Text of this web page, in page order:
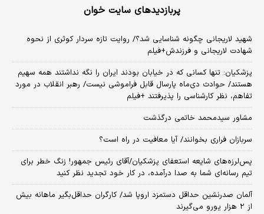
پربازدیدهای سایت خوان
شهید لاریجانی چگونه شناسایی شد؟/ روایت تازه سردار کوثری از نحوه
شهادت لاریجانی و فرزندش+فیلم
پزشکیان: تنها کسانی که در خیابان بودند ایران را نگه نداشتند همه سهیم
هستند/ حوادث دی‌ماه پارسال قابل فراموشی نیست/ رهبر انقلاب در مورد
تفاهم، نظر کارشناسی را پذیرفتند +فیلم
مشاور سیدمحمد خاتمی درگذشت
سربازان فراری بخوانند/ آیا معافیت در راه است؟
پس‌لرزه‌های شایعه استعفای پزشکیان/آقای رئیس جمهور! زنگ خطر برای
تیم رسانه‌ای شما به صدا درآمده، در کار خود تجدید نظر کنید
آلمان صدرنشین حداقل دستمزد اروپا شد/ کارگران حداقل‌بگیر ماهانه بیش
از ۲ هزار یورو می‌گیرند